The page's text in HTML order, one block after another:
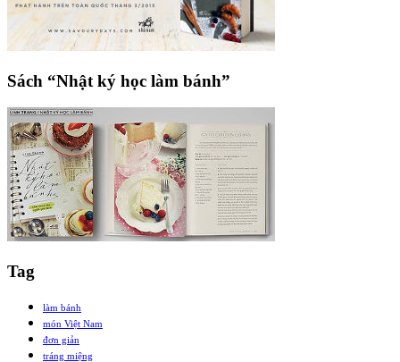
Sách “Nhật ký học làm bánh”
Tag
làm bánh
món Việt Nam
đơn giản
tráng miệng